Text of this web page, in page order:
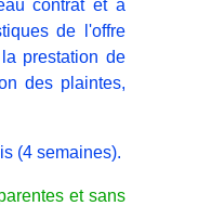
contrat et à
de l'offre
prestation de
des plaintes,
(4 semaines).
et sans